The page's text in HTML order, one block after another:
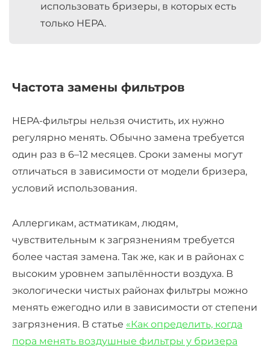
использовать бризеры, в которых есть
только HEPA.
Частота замены фильтров
HEPA-фильтры нельзя очистить, их нужно
регулярно менять. Обычно замена требуется
один раз в 6–12 месяцев. Сроки замены могут
отличаться в зависимости от модели бризера,
условий использования.
Аллергикам, астматикам, людям,
чувствительным к загрязнениям требуется
более частая замена. Так же, как и в районах с
высоким уровнем запылённости воздуха. В
экологически чистых районах фильтры можно
менять ежегодно или в зависимости от степени
загрязнения. В статье «Как определить, когда
пора менять воздушные фильтры у бризера